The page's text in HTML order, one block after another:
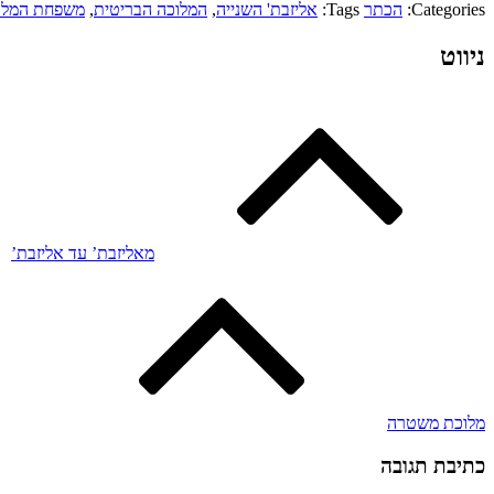
Categories: הכתר Tags: אליזבת' השנייה, המלוכה הבריטית, משפחת
ניווט
מאליזבת’ עד אליזבת’
מלוכת משטרה
כתיבת תגובה